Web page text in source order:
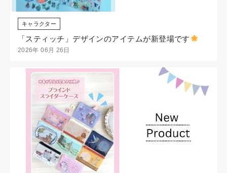
キャラクター
「スティッチ」デザインのアイテムが新登場です
2026年 06月 26日